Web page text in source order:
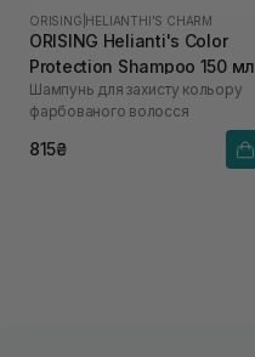
ORISING HELIANTHI'S CHARM
ORISING Helianti's Color
Protection Shampoo 150 мл
Шампунь для захисту кольору
фарбованого волосся
815₴